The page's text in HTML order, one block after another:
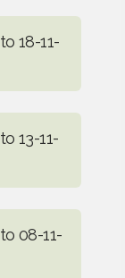
18-11-
13-11-
08-11-